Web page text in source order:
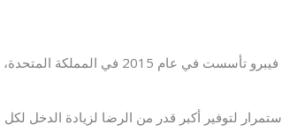
فيبرو تأسست في عام 2015 في المملكة المتحدة، موفرةٌ المواد الخام لتربية الأحياء المائية، الخنازير، الدواجن ولمزارع الماشية
لتوفير أكبر قدر من الرضا لزيادة الدخل